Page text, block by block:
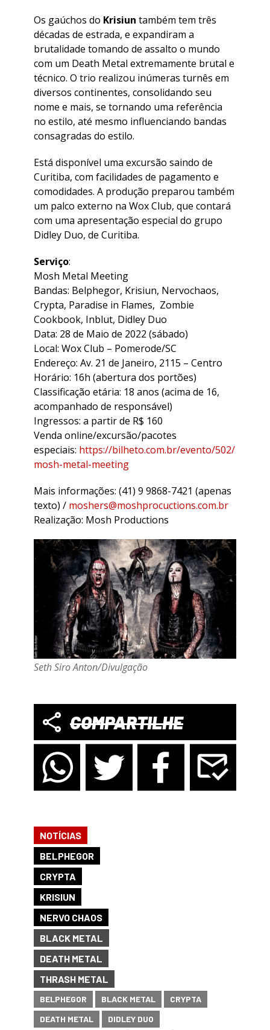
Os gaúchos do Krisiun também tem três
décadas de estrada, e expandiram a
brutalidade tomando de assalto o mundo
com um Death Metal extremamente brutal e
técnico. O trio realizou inúmeras turnês em
diversos continentes, consolidando seu
nome e mais, se tornando uma referência
no estilo, até mesmo influenciando bandas
consagradas do estilo.
Está disponível uma excursão saindo de
Curitiba, com facilidades de pagamento e
comodidades. A produção preparou também
um palco externo na Wox Club, que contará
com uma apresentação especial do grupo
Didley Duo, de Curitiba.
Serviço:
Mosh Metal Meeting
Bandas: Belphegor, Krisiun, Nervochaos,
Crypta, Paradise in Flames, Zombie
Cookbook, Inblut, Didley Duo
Data: 28 de Maio de 2022 (sábado)
Local: Wox Club – Pomerode/SC
Endereço: Av. 21 de Janeiro, 2115 – Centro
Horário: 16h (abertura dos portões)
Classificação etária: 18 anos (acima de 16,
acompanhado de responsável)
Ingressos: a partir de R$ 160
Venda online/excursão/pacotes
especiais: https://bilheto.com.br/evento/502/
mosh-metal-meeting
Mais informações: (41) 9 9868-7421 (apenas
texto) / moshers@moshprocuctions.com.br
Realização: Mosh Productions
Seth Siro Anton/Divulgação
COMPARTILHE
NOTÍCIAS
BELPHEGOR
CRYPTA
KRISIUN
NERVO CHAOS
BLACK METAL
DEATH METAL
THRASH METAL
BELPHEGOR BLACK METAL
CRYPTA
DEATH METAL
DIDLEY DUO